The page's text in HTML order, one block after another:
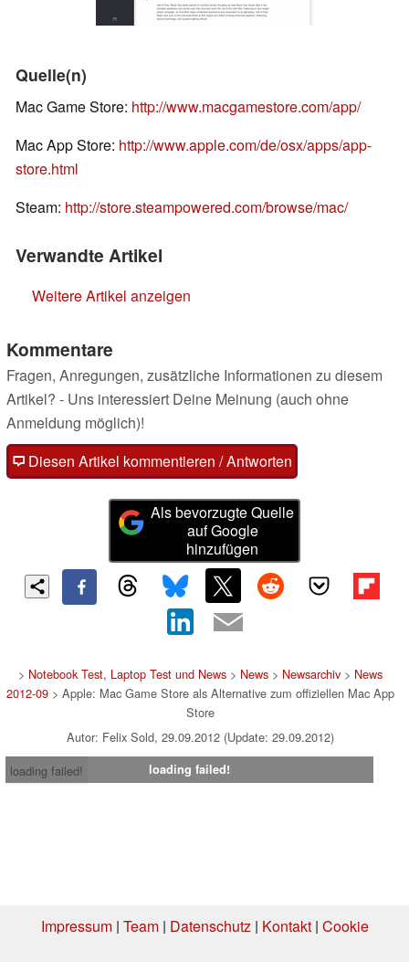
Quelle(n)
Mac Game Store: http://www.macgamestore.com/app/
Mac App Store: http://www.apple.com/de/osx/apps/app-
store.html
Steam: http://store.steampowered.com/browse/mac/
Verwandte Artikel
Weitere Artikel anzeigen
Kommentare
Fragen, Anregungen, zusätzliche Informationen zu diesem
Artikel? - Uns interessiert Deine Meinung (auch ohne
Anmeldung möglich)!
Diesen Artikel kommentieren / Antworten
Als bevorzugte Quelle
auf Google
hinzufügen
> Notebook Test, Laptop Test und News> News> Newsarchiv> News
2012-09> Apple: Mac Game Store als Alternative zum offiziellen Mac App
Store
Autor: Felix Sold, 29.09.2012 (Update: 29.09.2012)
loading failed!
loading failed!
Impressum| Team| Datenschutz| Kontakt| Cookie